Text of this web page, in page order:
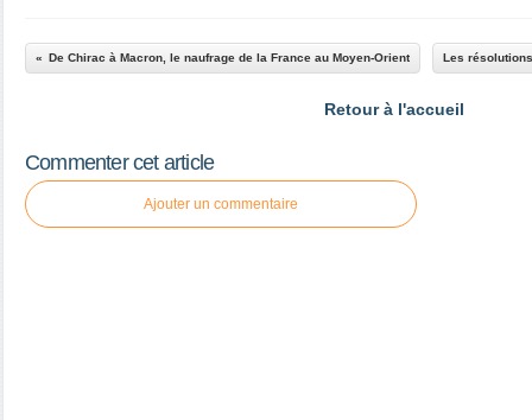
De Chirac à Macron, le naufrage de la France au Moyen-Orient Les
Retour à l'accueil
Commenter cet article
Ajouter un commentaire